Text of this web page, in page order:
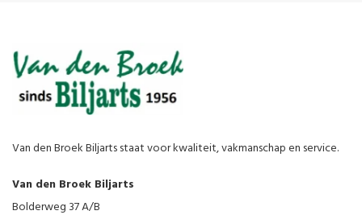
Van den Broek Biljarts staat voor kwaliteit, vakmanschap en service.
Van den Broek Biljarts
Bolderweg 37 A/B